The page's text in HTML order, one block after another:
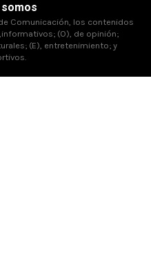
Comunicación, los contenidos
(O), de opinión;
(E), entretenimiento; y